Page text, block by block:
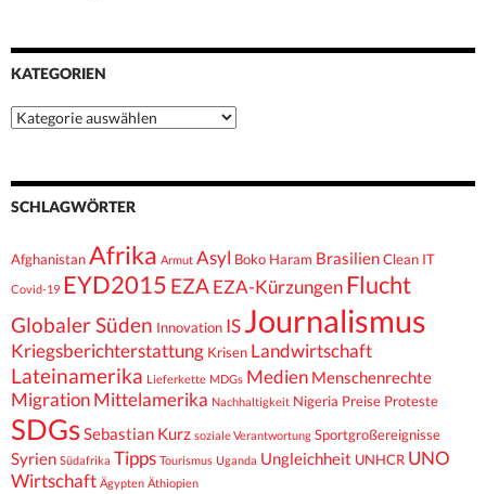
KATEGORIEN
Kategorien
SCHLAGWÖRTER
AfghanistanAfrika Armut Asyl Boko Haram BrasilienClean IT
Covid-19 EYD2015 EZA EZA-Kürzungen Flucht
Globaler Süden Innovation IS Journalismus
Kriegsberichterstattung Krisen Landwirtschaft
Lateinamerika Lieferkette MDGs Medien Menschenrechte
Migration Mittelamerika Nachhaltigkeit Nigeria Preise Proteste
SDGsSebastian Kurz soziale Verantwortung Sportgroßereignisse
Syrien Südafrika Tipps Tourismus Uganda Ungleichheit UNHCR UNO
Wirtschaft Ägypten Äthiopien